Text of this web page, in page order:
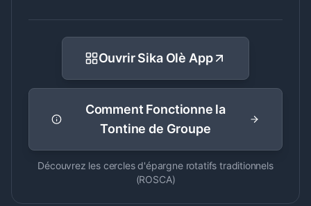
Ouvrir Sika Olè App
Comment Fonctionne la
Tontine de Groupe
Découvrez les cercles d'épargne rotatifs traditionnels
(ROSCA)